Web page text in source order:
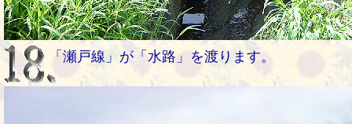
「瀬戸線」が「水路」を渡ります。